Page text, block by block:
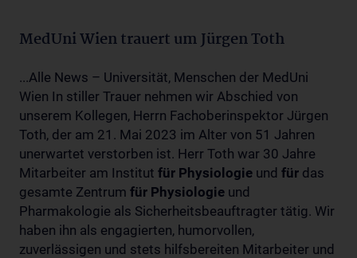
MedUni Wien trauert um Jürgen Toth
...Alle News – Universität, Menschen der MedUni
Wien In stiller Trauer nehmen wir Abschied von
unserem Kollegen, Herrn Fachoberinspektor Jürgen
Toth, der am 21. Mai 2023 im Alter von 51 Jahren
unerwartet verstorben ist. Herr Toth war 30 Jahre
Mitarbeiter am Institut für Physiologie und für das
gesamte Zentrum für Physiologie und
Pharmakologie als Sicherheitsbeauftragter tätig. Wir
haben ihn als engagierten, humorvollen,
zuverlässigen und stets hilfsbereiten Mitarbeiter und